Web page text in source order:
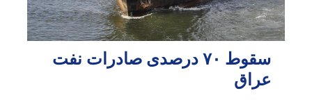
سقوط ۷۰ درصدی صادرات نفت
عراق